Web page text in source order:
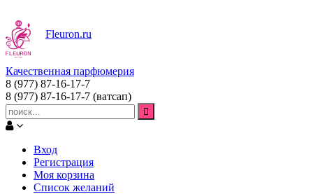
Fleuron.ru
Качественная парфюмерия
8 (977) 87-16-17-7
8 (977) 87-16-17-7 (ватсап)
Вход
Регистрация
Моя корзина
Список желаний